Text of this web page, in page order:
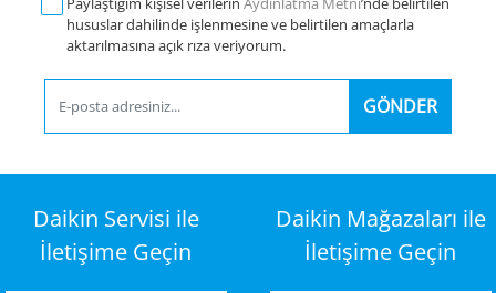
hususlar dahilinde işlenmesine ve belirtilen amaçlarla
aktarılmasına açık rıza veriyorum.
GÖNDER
Daikin Servisi ile
İletişime Geçin
Daikin Mağazaları ile
İletişime Geçin